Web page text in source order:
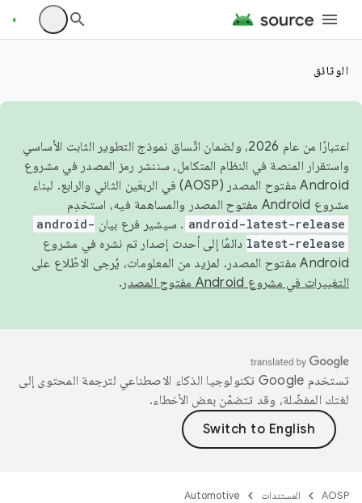
الوثائق
اعتبارًا من عام 2026، ولضمان اتّساق نموذج التطوير الثابت الأساسي
واستقرار المنصة في النظام المتكامل، سننشر رمز المصدر في مشروع
Android مفتوح المصدر (AOSP) في الربعَين الثاني والرابع. لبناء
مشروع Android مفتوح المصدر والمساهمة فيه، استخدِم
android-latest-release . سيشير فرع بيان android-
latest-release دائمًا إلى أحدث إصدار تم نشره في مشروع
Android مفتوح المصدر. لمزيد من المعلومات، يُرجى الاطّلاع على
التغييرات في مشروع Android مفتوح المصدر
.
تستخدم Google تكنولوجيا الذكاء الاصطناعي لترجمة المحتوى إلى
لغتك المفضّلة، وقد تتضمّن بعض الأخطاء.
AOSP المستندات Automotive